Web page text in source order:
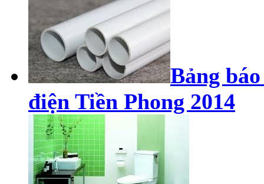
Bảng
điện Tiền Phong 2014